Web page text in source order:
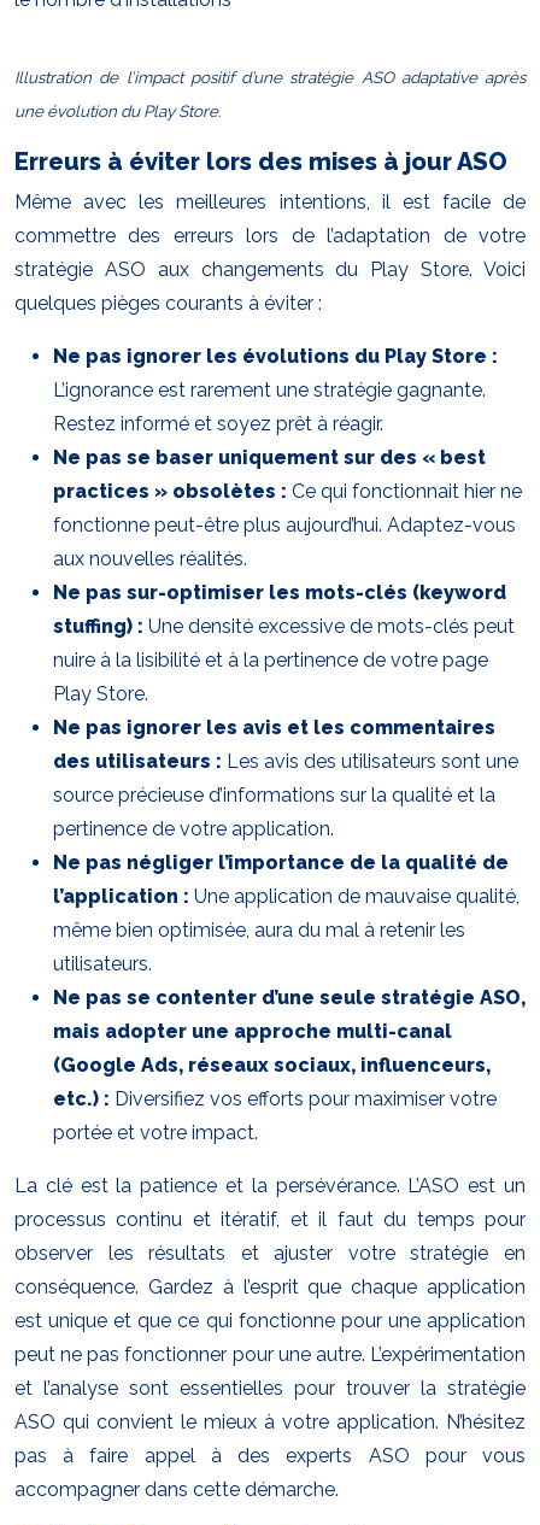
Illustration de l’impact positif d’une stratégie ASO adaptative après
une évolution du Play Store.
Erreurs à éviter lors des mises à jour ASO
Même avec les meilleures intentions, il est facile de
commettre des erreurs lors de l’adaptation de votre
stratégie ASO aux changements du Play Store. Voici
quelques pièges courants à éviter :
Ne pas ignorer les évolutions du Play Store :
L’ignorance est rarement une stratégie gagnante.
Restez informé et soyez prêt à réagir.
Ne pas se baser uniquement sur des « best
practices » obsolètes : Ce qui fonctionnait hier ne
fonctionne peut-être plus aujourd’hui. Adaptez-vous
aux nouvelles réalités.
Ne pas sur-optimiser les mots-clés (keyword
stuffing) : Une densité excessive de mots-clés peut
nuire à la lisibilité et à la pertinence de votre page
Play Store.
Ne pas ignorer les avis et les commentaires
des utilisateurs : Les avis des utilisateurs sont une
source précieuse d’informations sur la qualité et la
pertinence de votre application.
Ne pas négliger l’importance de la qualité de
l’application : Une application de mauvaise qualité,
même bien optimisée, aura du mal à retenir les
utilisateurs.
Ne pas se contenter d’une seule stratégie ASO,
mais adopter une approche multi-canal
(Google Ads, réseaux sociaux, influenceurs,
etc.) : Diversifiez vos efforts pour maximiser votre
portée et votre impact.
La clé est la patience et la persévérance. L’ASO est un
processus continu et itératif, et il faut du temps pour
observer les résultats et ajuster votre stratégie en
conséquence. Gardez à l’esprit que chaque application
est unique et que ce qui fonctionne pour une application
peut ne pas fonctionner pour une autre. L’expérimentation
et l’analyse sont essentielles pour trouver la stratégie
ASO qui convient le mieux à votre application. N’hésitez
pas à faire appel à des experts ASO pour vous
accompagner dans cette démarche.